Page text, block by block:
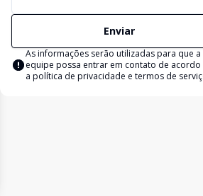
Enviar
As informações serão utilizadas para que a
equipe possa entrar em contato de acordo
a política de privacidade e termos de